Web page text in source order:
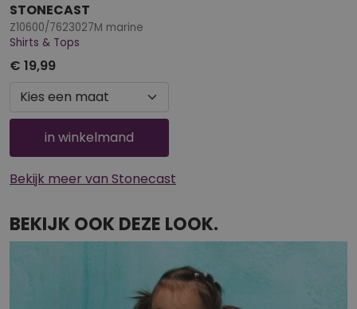
STONECAST
Z10600/7623027M marine
Shirts & Tops
€ 19,99
in winkelmand
Bekijk meer van Stonecast
BEKIJK OOK DEZE LOOK.